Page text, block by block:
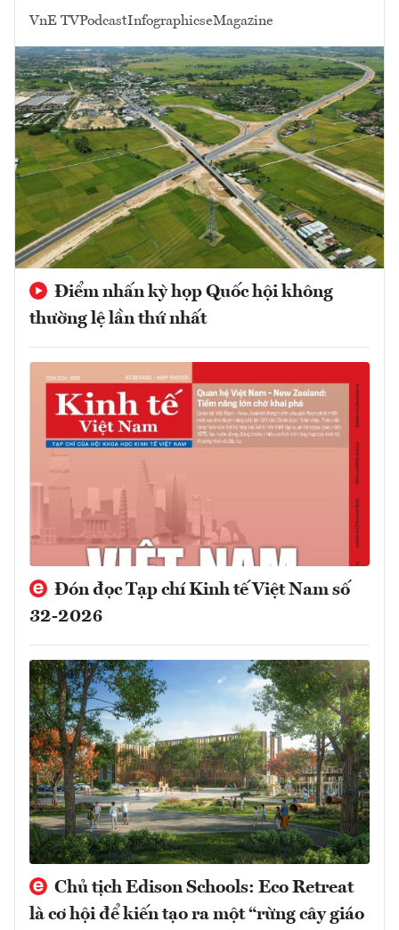
VnE TVPodcastInfographicseMagazine
Điểm nhấn kỳ họp Quốc hội không
thường lệ lần thứ nhất
Đón đọc Tạp chí Kinh tế Việt Nam số
32-2026
Chủ tịch Edison Schools: Eco Retreat
là cơ hội để kiến tạo ra một “rừng cây giáo